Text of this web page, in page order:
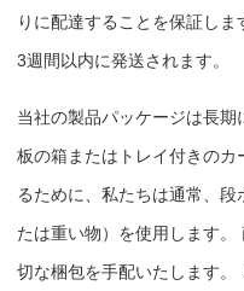
りに配達することを保証し
3週間以内に発送されます。
当社の製品パッケージは長
板の箱またはトレイ付きの
るために、私たちは通常、段
たは重い物）を使用します
切な梱包を手配いたします